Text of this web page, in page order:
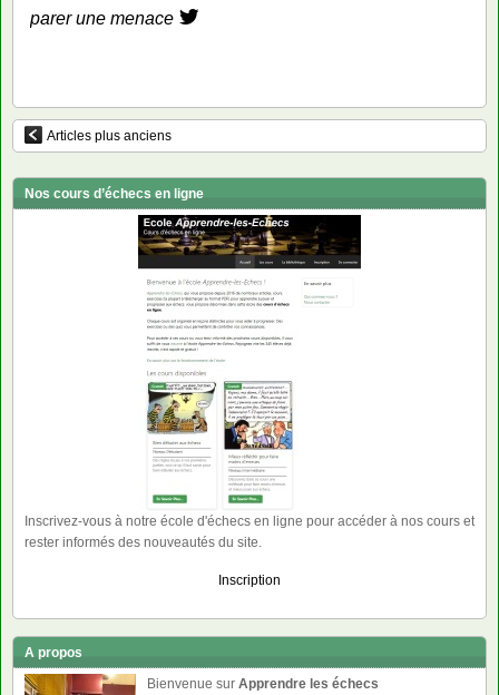
parer une menace
Articles plus anciens
Nos cours d’échecs en ligne
Inscrivez-vous à notre école d'échecs en ligne pour accéder à nos cours et
rester informés des nouveautés du site.
Inscription
A propos
Bienvenue sur Apprendre les échecs